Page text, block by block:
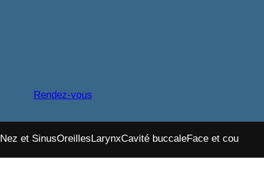
Rendez-vous
Nez et SinusOreillesLarynxCavité buccaleFace et cou